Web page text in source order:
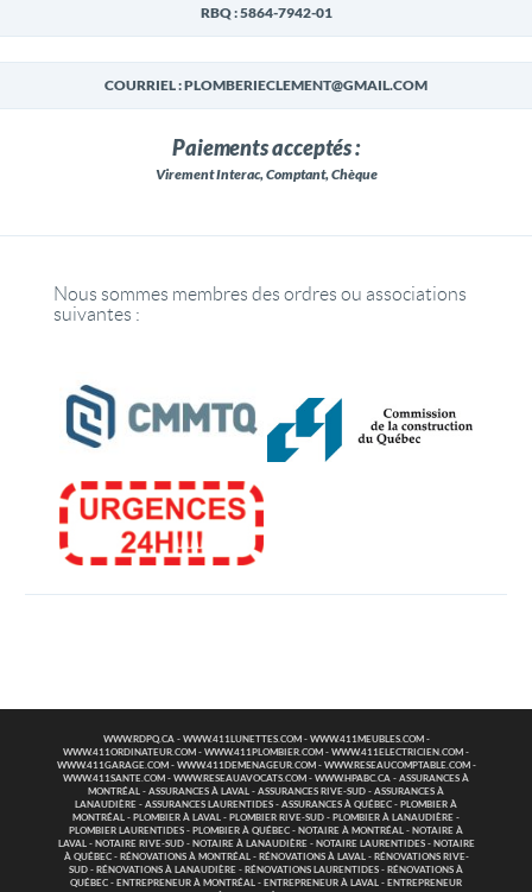
RBQ : 5864-7942-01
COURRIEL : PLOMBERIECLEMENT@GMAIL.COM
Paiements acceptés :
Virement Interac, Comptant, Chèque
Nous sommes membres des ordres ou associations
suivantes :
WWW.RDPQ.CA - WWW.411LUNETTES.COM - WWW.411MEUBLES.COM -
WWW.411ORDINATEUR.COM - WWW.411PLOMBIER.COM - WWW.411ELECTRICIEN.COM -
WWW.411GARAGE.COM - WWW.411DEMENAGEUR.COM - WWW.RESEAUCOMPTABLE.COM -
WWW.411SANTE.COM - WWW.RESEAUAVOCATS.COM - WWW.HPABC.CA - ASSURANCES À
MONTRÉAL
- ASSURANCES À LAVAL - ASSURANCES RIVE-SUD - ASSURANCES À
LANAUDIÈRE - ASSURANCES LAURENTIDES - ASSURANCES À QUÉBEC - PLOMBIER À
MONTRÉAL
- PLOMBIER À LAVAL - PLOMBIER RIVE-SUD - PLOMBIER À LANAUDIÈRE -
PLOMBIER LAURENTIDES - PLOMBIER À QUÉBEC - NOTAIRE À MONTRÉAL - NOTAIRE À
LAVAL
- NOTAIRE RIVE-SUD- NOTAIRE À LANAUDIÈRE- NOTAIRE LAURENTIDES- NOTAIRE
À QUÉBEC- RÉNOVATIONS À MONTRÉAL - RÉNOVATIONS À LAVAL - RÉNOVATIONS RIVE-
SUD - RÉNOVATIONS À LANAUDIÈRE - RÉNOVATIONS LAURENTIDES - RÉNOVATIONS À
QUÉBEC - ENTREPRENEUR À MONTRÉAL - ENTREPRENEUR À LAVAL - ENTREPRENEUR